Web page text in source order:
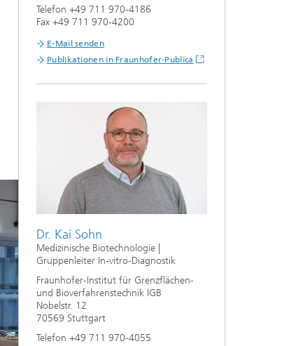
Telefon +49 711 970-4186
Fax +49 711 970-4200
E-Mail senden
Publikationen in Fraunhofer-Publica
Dr. Kai Sohn
Medizinische Biotechnologie |
Gruppenleiter In-vitro-Diagnostik
Fraunhofer-Institut für Grenzflächen-
und Bioverfahrenstechnik IGB
Nobelstr. 12
70569 Stuttgart
Telefon +49 711 970-4055